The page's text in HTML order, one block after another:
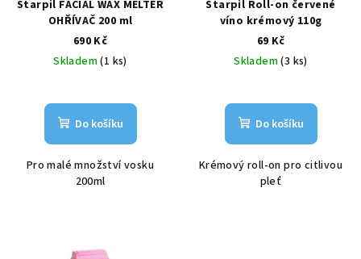
Starpil FACIAL WAX MELTER
OHŘÍVAČ 200 ml
690 Kč
Skladem(1 ks)
Do košíku
Pro malé množství vosku
200ml
Starpil Roll-on červené
víno krémový 110g
69 Kč
Skladem(3 ks)
Do košíku
Krémový roll-on pro citlivou
pleť